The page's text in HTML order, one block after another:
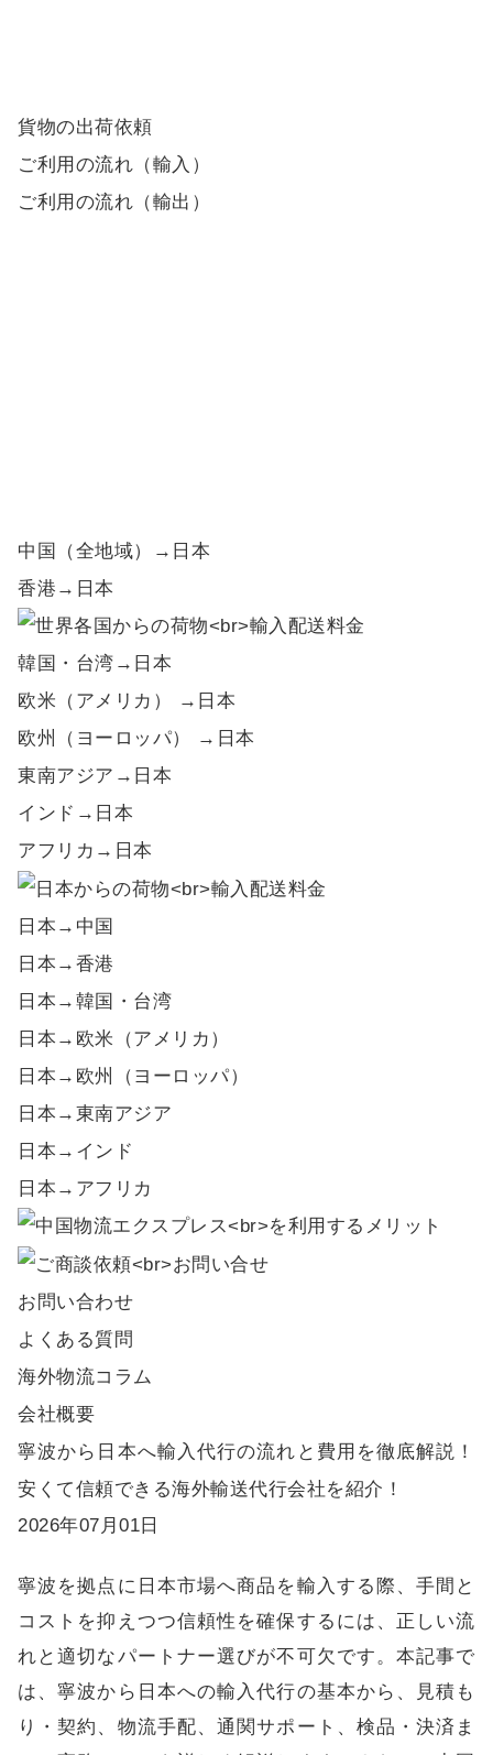
貨物の出荷依頼
ご利用の流れ（輸入）
ご利用の流れ（輸出）
中国（全地域）→日本
香港→日本
韓国・台湾→日本
欧米（アメリカ） →日本
欧州（ヨーロッパ） →日本
東南アジア→日本
インド→日本
アフリカ→日本
日本→中国
日本→香港
日本→韓国・台湾
日本→欧米（アメリカ）
日本→欧州（ヨーロッパ）
日本→東南アジア
日本→インド
日本→アフリカ
お問い合わせ
よくある質問
海外物流コラム
会社概要
寧波から日本へ輸入代行の流れと費用を徹底解説！
安くて信頼できる海外輸送代行会社を紹介！
2026年07月01日
寧波を拠点に日本市場へ商品を輸入する際、手間と
コストを抑えつつ信頼性を確保するには、正しい流
れと適切なパートナー選びが不可欠です。本記事で
は、寧波から日本への輸入代行の基本から、見積も
り・契約、物流手配、通関サポート、検品・決済ま